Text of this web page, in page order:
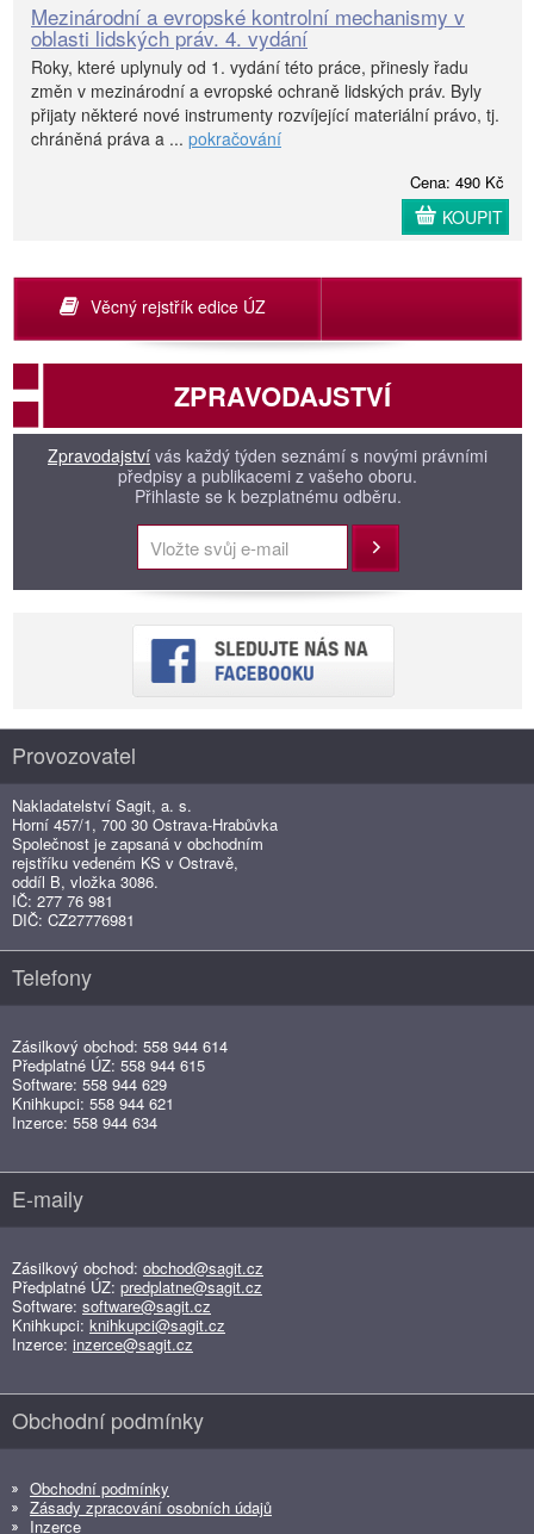
Mezinárodní a evropské kontrolní mechanismy v
oblasti lidských práv. 4. vydání
Roky, které uplynuly od 1. vydání této práce, přinesly řadu
změn v mezinárodní a evropské ochraně lidských práv. Byly
přijaty některé nové instrumenty rozvíjející materiální právo, tj.
chráněná práva a ... pokračování
Cena: 490 Kč
KOUPIT
Věcný rejstřík edice ÚZ
ZPRAVODAJSTVÍ
Zpravodajství vás každý týden seznámí s novými právními
předpisy a publikacemi z vašeho oboru.
Přihlaste se k bezplatnému odběru.
Přihlásit
Provozovatel
Nakladatelství Sagit, a. s.
Horní 457/1, 700 30 Ostrava-Hrabůvka
Společnost je zapsaná v obchodním
rejstříku vedeném KS v Ostravě,
oddíl B, vložka 3086.
IČ: 277 76 981
DIČ: CZ27776981
Telefony
Zásilkový obchod: 558 944 614
Předplatné ÚZ: 558 944 615
Software: 558 944 629
Knihkupci: 558 944 621
Inzerce: 558 944 634
E-maily
Zásilkový obchod: obchod@sagit.cz
Předplatné ÚZ: predplatne@sagit.cz
Software: software@sagit.cz
Knihkupci: knihkupci@sagit.cz
Inzerce: inzerce@sagit.cz
Obchodní podmínky
Obchodní podmínky
Zásady zpracování osobních údajů
Inzerce